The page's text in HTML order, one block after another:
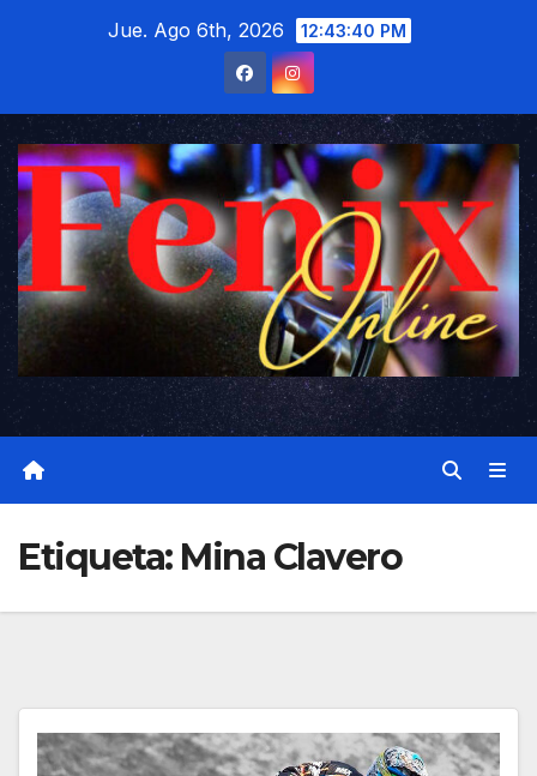
Jue. Ago 6th, 2026 12:43:41 PM
Etiqueta: Mina Clavero